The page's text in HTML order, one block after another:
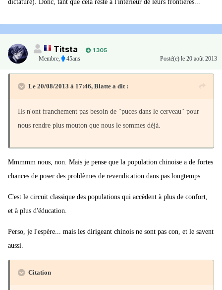
dictature). Donc, tant que cela reste à l'intérieur de leurs frontières...
Titsta
1 305
Membre, 45ans Posté(e) le 20 août 2013
Le 20/08/2013 à 17:46, Blatte a dit :
Ils n'ont franchement pas besoin de "puces dans le cerveau" pour
nous rendre plus mouton que nous le sommes déjà.
Mmmmm nous, non. Mais je pense que la population chinoise a de fortes
chances de poser des problèmes de revendication dans pas longtemps.
C'est le circuit classique des populations qui accèdent à plus de confort,
et à plus d'éducation.
Perso, je l'espère... mais les dirigeant chinois ne sont pas con, et le savent
aussi.
Citation